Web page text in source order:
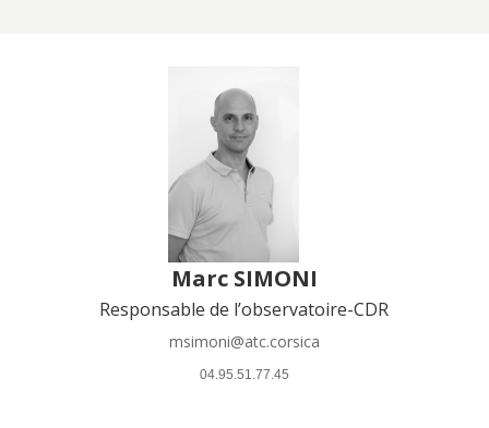
Marc SIMONI
Responsable de l’observatoire-CDR
msimoni@atc.corsica
04.95.51.77.45